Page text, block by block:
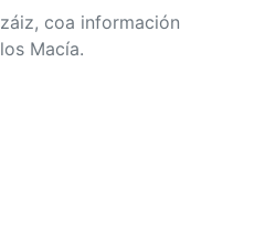
coa información
Macía.